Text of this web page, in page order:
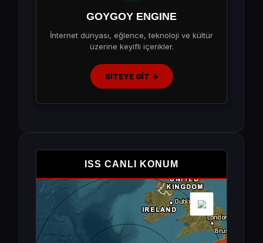
GOYGOY ENGINE
İnternet dünyası, eğlence, teknoloji ve kültür
üzerine keyifli içerikler.
SİTEYE GİT →
ISS CANLI KONUM